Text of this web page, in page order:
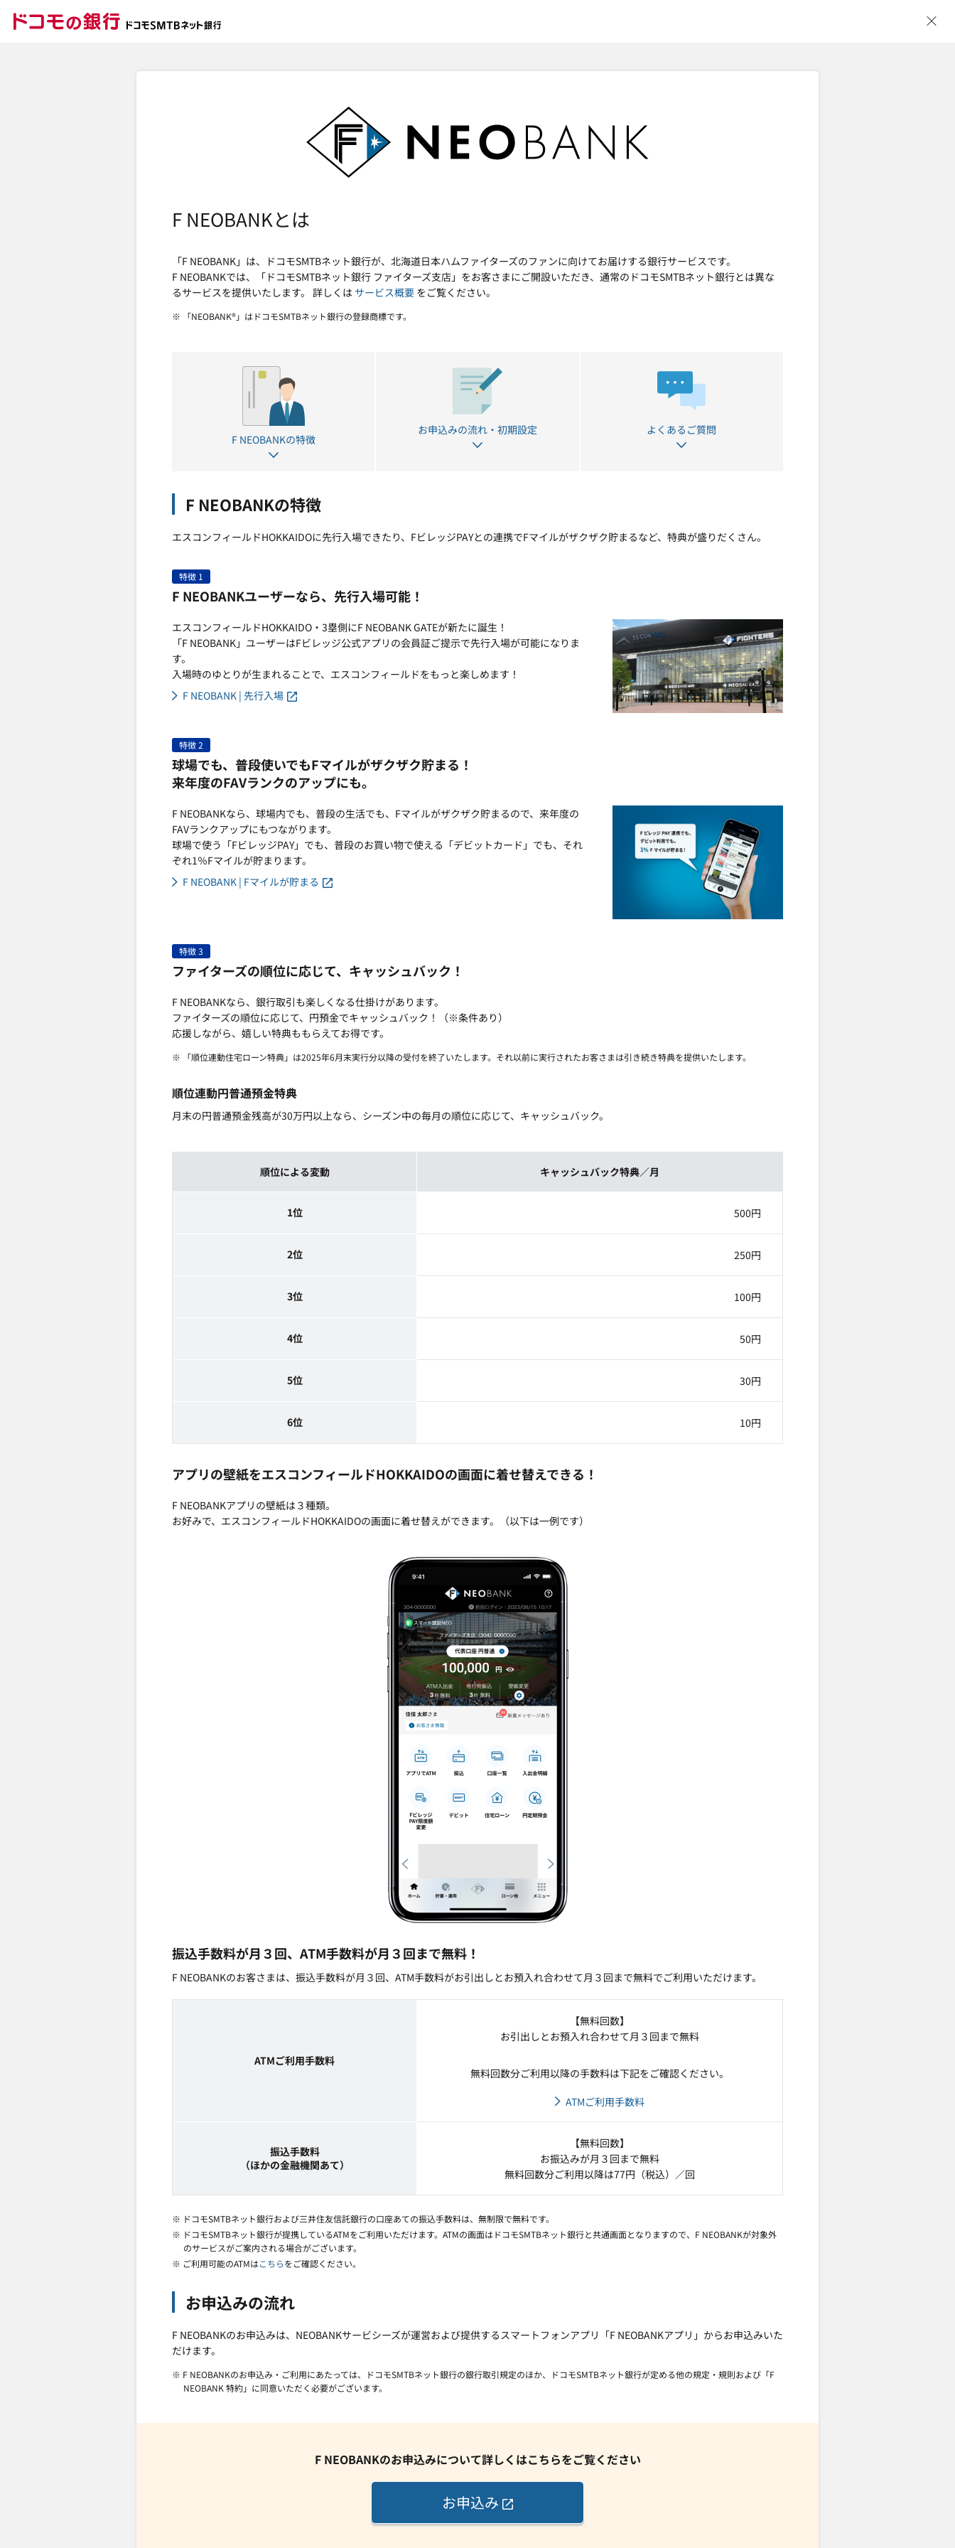
F NEOBANKとは
「F NEOBANK」は、ドコモSMTBネット銀行が、北海道日本ハムファイターズのファンに向けてお届けする銀行サービスです。
F NEOBANKでは、「ドコモSMTBネット銀行 ファイターズ支店」をお客さまにご開設いただき、通常のドコモSMTBネット銀行とは異な
るサービスを提供いたします。 詳しくは サービス概要 をご覧ください。
※ 「NEOBANK®」はドコモSMTBネット銀行の登録商標です。
F NEOBANKの特徴
お申込みの流れ・初期設定 よくあるご質問
F NEOBANKの特徴
エスコンフィールドHOKKAIDOに先行入場できたり、FビレッジPAYとの連携でFマイルがザクザク貯まるなど、特典が盛りだくさん。
特徴 1
F NEOBANKユーザーなら、先行入場可能！
エスコンフィールドHOKKAIDO・3塁側にF NEOBANK GATEが新たに誕生！
「F NEOBANK」ユーザーはFビレッジ公式アプリの会員証ご提示で先行入場が可能になりま
す。
入場時のゆとりが生まれることで、エスコンフィールドをもっと楽しめます！
F NEOBANK | 先行入場
特徴 2
球場でも、普段使いでもFマイルがザクザク貯まる！
来年度のFAVランクのアップにも。
F NEOBANKなら、球場内でも、普段の生活でも、Fマイルがザクザク貯まるので、来年度の
FAVランクアップにもつながります。
球場で使う「FビレッジPAY」でも、普段のお買い物で使える「デビットカード」でも、それ
ぞれ1％Fマイルが貯まります。
F NEOBANK | Fマイルが貯まる
特徴 3
ファイターズの順位に応じて、キャッシュバック！
F NEOBANKなら、銀行取引も楽しくなる仕掛けがあります。
ファイターズの順位に応じて、円預金でキャッシュバック！（※条件あり）
応援しながら、嬉しい特典ももらえてお得です。
※ 「順位連動住宅ローン特典」は2025年6月末実行分以降の受付を終了いたします。それ以前に実行されたお客さまは引き続き特典を提供いたします。
順位連動円普通預金特典
月末の円普通預金残高が30万円以上なら、シーズン中の毎月の順位に応じて、キャッシュバック。
順位による変動 キャッシュバック特典／月
1位 500円
2位 250円
3位 100円
4位 50円
5位 30円
6位 10円
アプリの壁紙をエスコンフィールドHOKKAIDOの画面に着せ替えできる！
F NEOBANKアプリの壁紙は３種類。
お好みで、エスコンフィールドHOKKAIDOの画面に着せ替えができます。（以下は一例です）
振込手数料が月３回、ATM手数料が月３回まで無料！
F NEOBANKのお客さまは、振込手数料が月３回、ATM手数料がお引出しとお預入れ合わせて月３回まで無料でご利用いただけます。
ATMご利用手数料
【無料回数】
お引出しとお預入れ合わせて月３回まで無料
無料回数分ご利用以降の手数料は下記をご確認ください。
ATMご利用手数料
振込手数料
（ほかの金融機関あて）
【無料回数】
お振込みが月３回まで無料
無料回数分ご利用以降は77円（税込）／回
※ ドコモSMTBネット銀行および三井住友信託銀行の口座あての振込手数料は、無制限で無料です。
※ ドコモSMTBネット銀行が提携しているATMをご利用いただけます。ATMの画面はドコモSMTBネット銀行と共通画面となりますので、F NEOBANKが対象外
のサービスがご案内される場合がございます。
※ ご利用可能のATMはこちらをご確認ください。
お申込みの流れ
F NEOBANKのお申込みは、NEOBANKサービシーズが運営および提供するスマートフォンアプリ「F NEOBANKアプリ」からお申込みいた
だけます。
※ F NEOBANKのお申込み・ご利用にあたっては、ドコモSMTBネット銀行の銀行取引規定のほか、ドコモSMTBネット銀行が定める他の規定・規則および「F
NEOBANK 特約」に同意いただく必要がございます。
F NEOBANKのお申込みについて詳しくはこちらをご覧ください
お申込み